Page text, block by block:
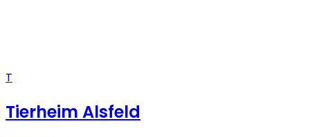
T
Tierheim Alsfeld